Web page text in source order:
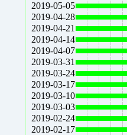
2019-05-05
2019-04-28
2019-04-21
2019-04-14
2019-04-07
2019-03-31
2019-03-24
2019-03-17
2019-03-10
2019-03-03
2019-02-24
2019-02-17